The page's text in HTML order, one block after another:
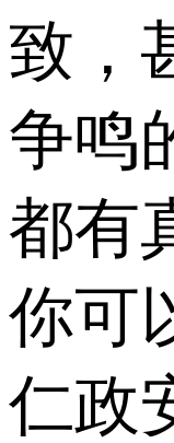
致，
争鸣
都有
你可
仁政